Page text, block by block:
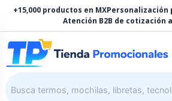
contenido
+15,000 productos en MX
Atención B2B de cotización